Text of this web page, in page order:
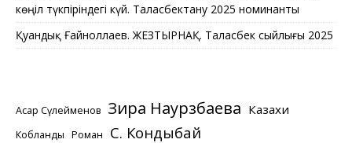
көңіл түкпіріндегі күй. Таласбектану 2025 номинанты
Қуандық Ғайноллаев. ЖЕЗТЫРНАҚ. Таласбек сыйлығы 2025
Асқар Сүлейменов Зира Наурзбаева Казахи
Кобланды Роман С. Кондыбай